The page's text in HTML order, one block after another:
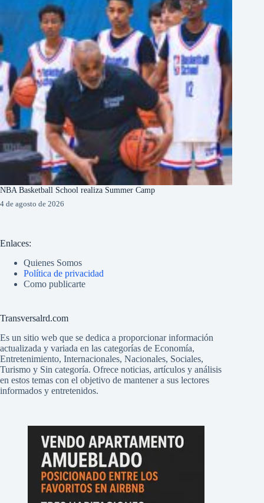
NBA Basketball School realiza Summer Camp
4 de agosto de 2026
Enlaces:
Quienes Somos
Política de privacidad
Como publicarte
Transversalrd.com
Es un sitio web que se dedica a proporcionar información
actualizada y variada en las categorías de Economía,
Entretenimiento, Internacionales, Nacionales, Sociales,
Turismo y Sin categoría. Ofrece noticias, artículos y análisis
en estos temas con el objetivo de mantener a sus lectores
informados y entretenidos.